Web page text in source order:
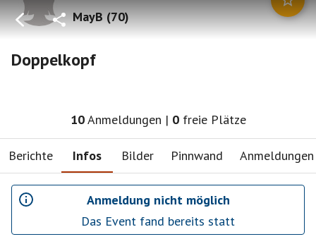
MayB(70)
Doppelkopf
10Anmeldungen | 0 freie Plätze
Berichte Infos Bilder Pinnwand Anmeldungen
Anmeldung nicht möglich
Das Event fand bereits statt